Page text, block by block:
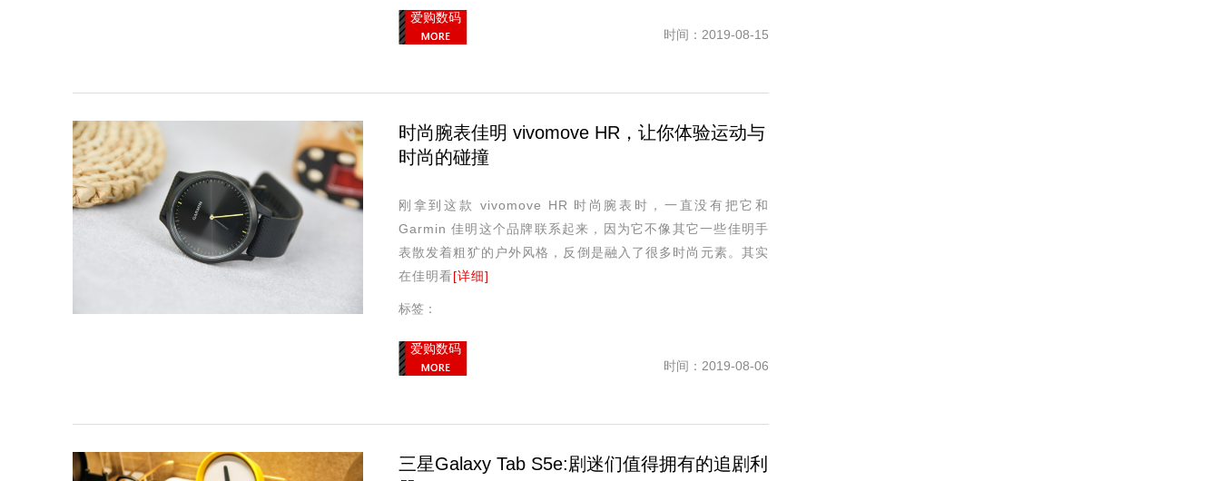
爱购数码
时间：2019-08-15
时尚腕表佳明 vivomove HR，让你体验运动与
时尚的碰撞
刚拿到这款 vivomove HR 时尚腕表时，一直没有把它和
Garmin 佳明这个品牌联系起来，因为它不像其它一些佳明手
表散发着粗犷的户外风格，反倒是融入了很多时尚元素。其实
在佳明看[详细]
标签：
爱购数码
时间：2019-08-06
三星Galaxy Tab S5e:剧迷们值得拥有的追剧利